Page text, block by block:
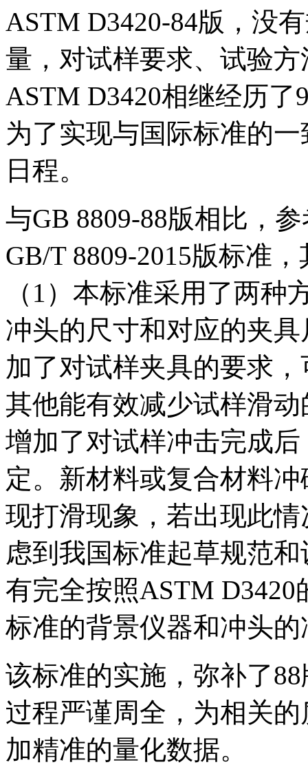
ASTM D3420-84版，没
量，对试样要求、试验
ASTM D3420相继经历了
为了实现与国际标准的
日程。
与GB 8809-88版相比，
GB/T 8809-2015版标准
（1）本标准采用了两
冲头的尺寸和对应的夹
加了对试样夹具的要求
其他能有效减少试样滑
增加了对试样冲击完成
定。新材料或复合材料
现打滑现象，若出现此
虑到我国标准起草规范
有完全按照ASTM
标准的背景仪器和冲头
该标准的实施，弥补了
过程严谨周全，为相关
加精准的量化数据。